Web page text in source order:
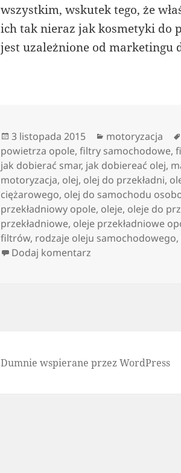
wszystkim, wskutek tego, że
ich tak nieraz jak kosmetyki do
jest uzależnione od marketingu
Data
publikacji
3 listopada 2015 Kategorie
motoryzacja
powietrza opole,filtry samochodowe,
jak dobierać smar, jak dobiereać olej,
motoryzacja, olej, olej do przekładni,
ciężarowego, olej do samochodu
przekładniowy opole, oleje, oleje do
przekładniowe, oleje przekładniowe
filtrów, rodzaje oleju samochodowego,
Dodaj komentarz
Dumnie wspierane przez WordPress